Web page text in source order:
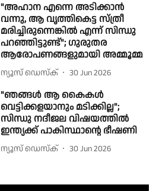
"അഹാന എന്നെ അടിക്കാൻ
വന്നു, ആ വൃത്തികെട്ട സ്ത്രീ
മരിച്ചിരുന്നെങ്കിൽ എന്ന് സിന്ധു
പറഞ്ഞിട്ടുണ്ട്"; ​ഗുരുതര
ആരോപണങ്ങളുമായി അമ്മൂമ്മ
ന്യൂസ് ഡെസ്ക് 30 Jun 2026
"ഞങ്ങൾ ആ കൈകൾ
വെട്ടിക്കളയാനും മടിക്കില്ല";
സിന്ധു നദീജല വിഷയത്തിൽ
ഇന്ത്യക്ക് പാകിസ്ഥാന്റെ ഭീഷണി
ന്യൂസ് ഡെസ്ക് 30 Jun 2026